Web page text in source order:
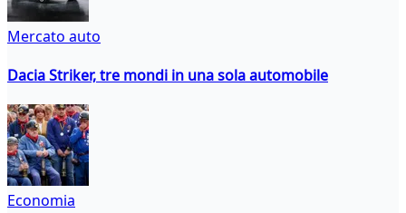
Mercato auto
Dacia Striker, tre mondi in una sola automobile
Economia